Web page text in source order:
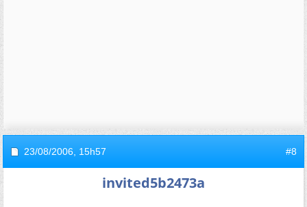
23/08/2006, 15h57 #8
invited5b2473a